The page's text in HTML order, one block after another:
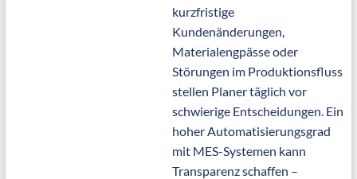
kurzfristige
Kundenänderungen,
Materialengpässe oder
Störungen im Produktionsfluss
stellen Planer täglich vor
schwierige Entscheidungen. Ein
hoher Automatisierungsgrad
mit MES-Systemen kann
Transparenz schaffen –